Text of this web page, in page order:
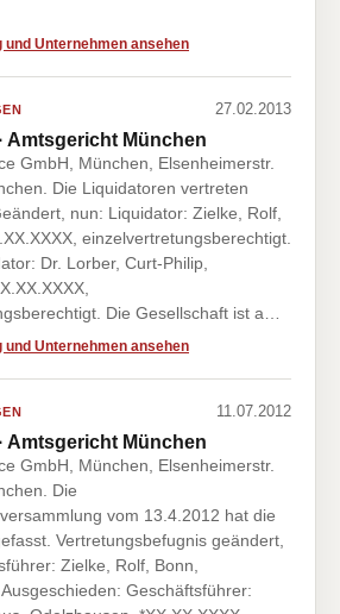
und Unternehmen ansehen
27.02.2013
Amtsgericht München
GmbH, München, Elsenheimerstr.
Die Liquidatoren vertreten
nun: Liquidator: Zielke, Rolf,
einzelvertretungsberechtigt.
Dr. Lorber, Curt-Philip,
Die Gesellschaft ist a…
und Unternehmen ansehen
11.07.2012
Amtsgericht München
GmbH, München, Elsenheimerstr.
Die
vom 13.4.2012 hat die
Vertretungsbefugnis geändert,
Zielke, Rolf, Bonn,
Geschäftsführer: